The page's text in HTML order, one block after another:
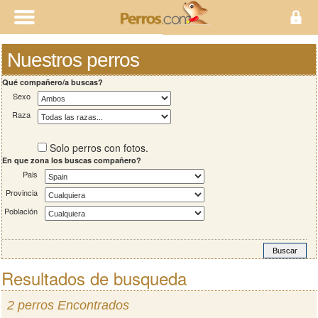
Nuestros perros
Qué compañero/a buscas?
Sexo
Raza
Solo perros con fotos.
En que zona los buscas compañero?
Pais
Provincia
Población
Resultados de busqueda
2 perros Encontrados